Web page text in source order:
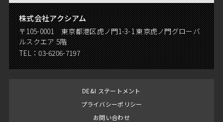
株式会社アクシアム
〒105-0001 東京都港区虎ノ門1-3-1 東京虎ノ門グローバ
ルスクエア 5階
TEL：03-6206-7197
DE&I ステートメント
プライバシーポリシー
お問い合わせ